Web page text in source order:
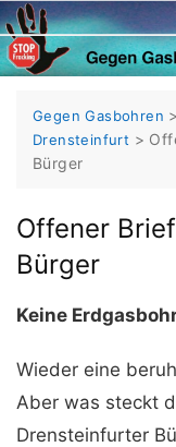
Skip
to
content
Gegen Gasbohren >
Drensteinfurt >
Bürger
Offener
Bürger
Keine
Wieder eine
Aber was steckt
Drensteinfurter